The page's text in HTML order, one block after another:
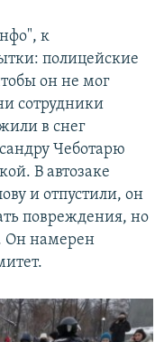
к
полицейские
он не мог
сотрудники
в снег
Чеботарю
В автозаке
и отпустили, он
повреждения, но
Он намерен